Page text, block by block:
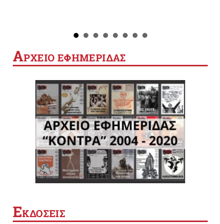
ΑΡΧΕΙΟ ΕΦΗΜΕΡΙΔΑΣ
ΕΚΔΟΣΕΙΣ